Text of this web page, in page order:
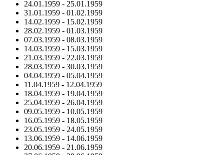
24.01.1959 - 25.01.1959
31.01.1959 - 01.02.1959
14.02.1959 - 15.02.1959
28.02.1959 - 01.03.1959
07.03.1959 - 08.03.1959
14.03.1959 - 15.03.1959
21.03.1959 - 22.03.1959
28.03.1959 - 30.03.1959
04.04.1959 - 05.04.1959
11.04.1959 - 12.04.1959
18.04.1959 - 19.04.1959
25.04.1959 - 26.04.1959
09.05.1959 - 10.05.1959
16.05.1959 - 18.05.1959
23.05.1959 - 24.05.1959
13.06.1959 - 14.06.1959
20.06.1959 - 21.06.1959